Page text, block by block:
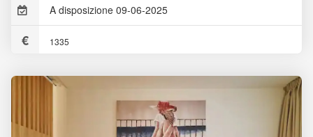
A disposizione 09-06-2025
1335